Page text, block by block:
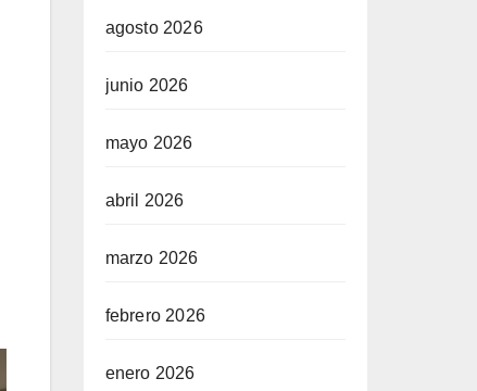
agosto 2026
junio 2026
mayo 2026
abril 2026
marzo 2026
febrero 2026
enero 2026